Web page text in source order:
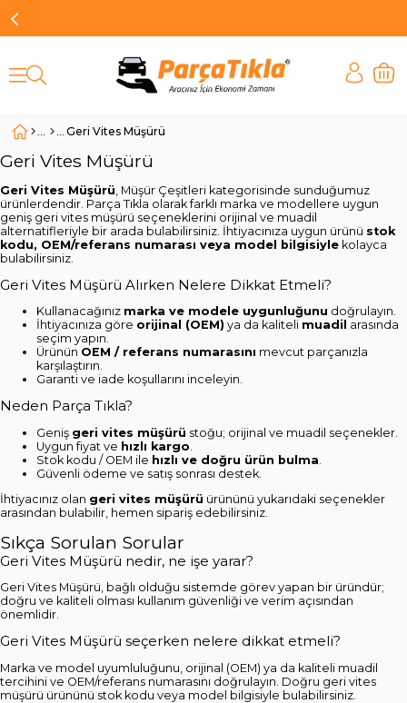
Geri Vites Müşürü
Geri Vites Müşürü
Geri Vites Müşürü , Müşür Çeşitleri kategorisinde sunduğumuz
ürünlerdendir. Parça Tıkla olarak farklı marka ve modellere uygun
geniş geri vites müşürü seçeneklerini orijinal ve muadil
alternatifleriyle bir arada bulabilirsiniz. İhtiyacınıza uygun ürünü stok
kodu, OEM/referans numarası veya model bilgisiyle kolayca
bulabilirsiniz.
Geri Vites Müşürü Alırken Nelere Dikkat Etmeli?
Kullanacağınız marka ve modele uygunluğunu doğrulayın.
İhtiyacınıza göre orijinal (OEM) ya da kaliteli muadil arasında
seçim yapın.
Ürünün OEM / referans numarasını mevcut parçanızla
karşılaştırın.
Garanti ve iade koşullarını inceleyin.
Neden Parça Tıkla?
Geniş geri vites müşürü stoğu; orijinal ve muadil seçenekler.
Uygun fiyat ve hızlı kargo
Stok kodu / OEM ile hızlı ve doğru ürün bulma
Güvenli ödeme ve satış sonrası destek.
İhtiyacınız olan geri vites müşürü ürününü yukarıdaki seçenekler
arasından bulabilir, hemen sipariş edebilirsiniz.
Sıkça Sorulan Sorular
Geri Vites Müşürü nedir, ne işe yarar?
Geri Vites Müşürü, bağlı olduğu sistemde görev yapan bir üründür;
doğru ve kaliteli olması kullanım güvenliği ve verim açısından
önemlidir.
Geri Vites Müşürü seçerken nelere dikkat etmeli?
Marka ve model uyumluluğunu, orijinal (OEM) ya da kaliteli muadil
tercihini ve OEM/referans numarasını doğrulayın. Doğru geri vites
müşürü ürününü stok kodu veya model bilgisiyle bulabilirsiniz.